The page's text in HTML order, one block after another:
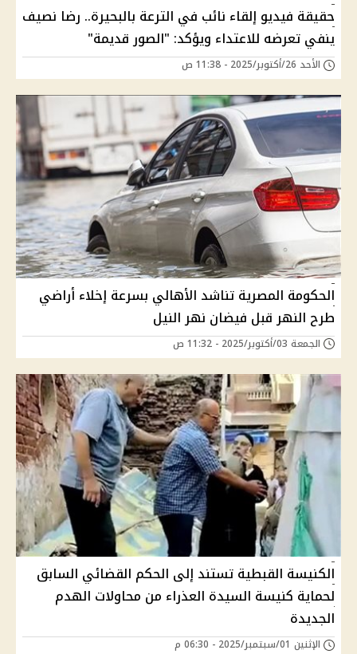
حقيقة فيديو إلقاء نائب في الترعة بالبحيرة.. رضا نصيف
ينفي تعرضه للاعتداء ويؤكد: "الصور قديمة"
الأحد 26/أكتوبر/2025 - 11:38 ص
الحكومة المصرية تناشد الأهالي بسرعة إخلاء أراضي
طرح النهر قبل فيضان نهر النيل
الجمعة 03/أكتوبر/2025 - 11:32 ص
الكنيسة القبطية تستند إلى الحكم القضائي السابق
لحماية كنيسة السيدة العذراء من محاولات الهدم
الجديدة
الإثنين 01/سبتمبر/2025 - 06:30 م